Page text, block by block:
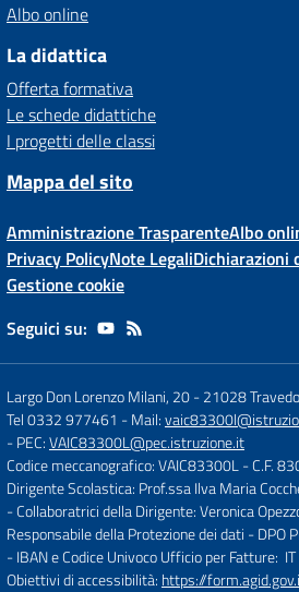
Albo online
La didattica
Offerta formativa
Le schede didattiche
I progetti delle classi
Mappa del sito
Amministrazione TrasparenteAlbo
Privacy PolicyNote LegaliDichiarazioni
Gestione cookie
Seguici su:
Largo Don Lorenzo Milani, 20-21028
Tel 0332 977461 - Mail:
- PEC:VAIC83300L@pec.istruzione.it
Codice meccanografico: VAIC83300L- C.F.
Dirigente Scolastica: Prof.ssa Ilva Maria
- Collaboratrici della Dirigente: Veronica
Responsabile della Protezione dei dati -
- IBAN e Codice Univoco Ufficio per
Obiettivi di accessibilità: https://